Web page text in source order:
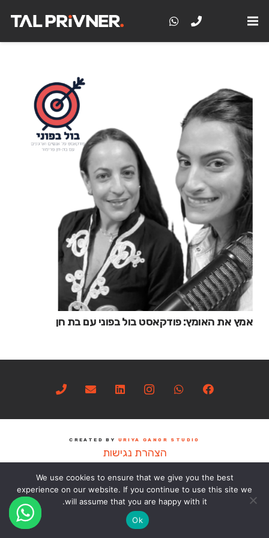
אמץ את האומץ: פודקאסט בול בפוני עם בת חן
CREATED BY URIYA GANOR STUDIO
הצהרת נגישות
We use cookies to ensure that we give you the best
experience on our website. If you continue to use this site we
will assume that you are happy with it.
Ok